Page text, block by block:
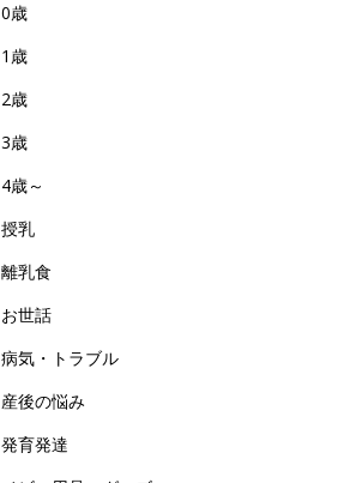
0歳
1歳
2歳
3歳
4歳～
授乳
離乳食
お世話
病気・トラブル
産後の悩み
発育発達